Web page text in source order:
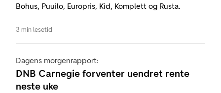
Bohus, Puuilo, Europris, Kid, Komplett og Rusta.
3 min lesetid
Dagens morgenrapport:
DNB Carnegie forventer uendret rente
neste uke